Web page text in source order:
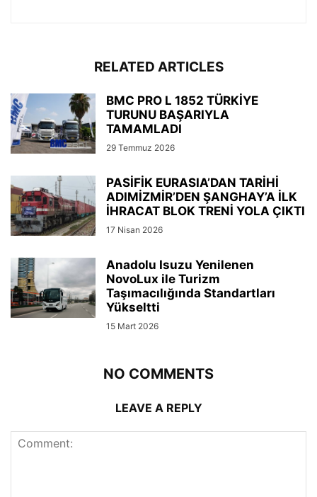
RELATED ARTICLES
BMC PRO L 1852 TÜRKİYE
TURUNU BAŞARIYLA
TAMAMLADI
29 Temmuz 2026
PASİFİK EURASIA’DAN TARİHİ
ADIMİZMİR’DEN ŞANGHAY’A İLK
İHRACAT BLOK TRENİ YOLA ÇIKTI
17 Nisan 2026
Anadolu Isuzu Yenilenen
NovoLux ile Turizm
Taşımacılığında Standartları
Yükseltti
15 Mart 2026
NO COMMENTS
LEAVE A REPLY